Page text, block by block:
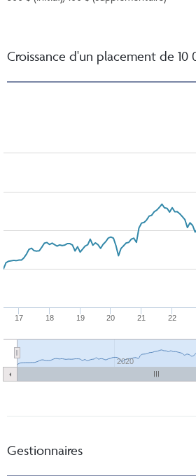
Croissance d'un placement de 10
17 18 19 20 21 22
2020
Gestionnaires